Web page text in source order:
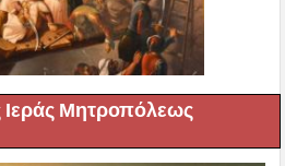
Ιεράς Μητροπόλεως